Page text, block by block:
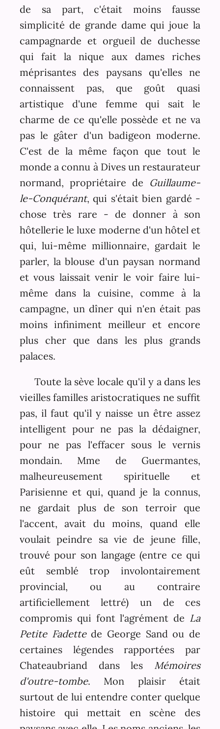
de sa part, c'était moins fausse
simplicité de grande dame qui joue la
campagnarde et orgueil de duchesse
qui fait la nique aux dames riches
méprisantes des paysans qu'elles ne
connaissent pas, que goût quasi
artistique d'une femme qui sait le
charme de ce qu'elle possède et ne va
pas le gâter d'un badigeon moderne.
C'est de la même façon que tout le
monde a connu à Dives un restaurateur
normand, propriétaire de Guillaume-
le-Conquérant, qui s'était bien gardé -
chose très rare - de donner à son
hôtellerie le luxe moderne d'un hôtel et
qui, lui-même millionnaire, gardait le
parler, la blouse d'un paysan normand
et vous laissait venir le voir faire lui-
même dans la cuisine, comme à la
campagne, un dîner qui n'en était pas
moins infiniment meilleur et encore
plus cher que dans les plus grands
palaces.
Toute la sève locale qu'il y a dans les
vieilles familles aristocratiques ne suffit
pas, il faut qu'il y naisse un être assez
intelligent pour ne pas la dédaigner,
pour ne pas l'effacer sous le vernis
mondain. Mme de Guermantes,
malheureusement spirituelle et
Parisienne et qui, quand je la connus,
ne gardait plus de son terroir que
l'accent, avait du moins, quand elle
voulait peindre sa vie de jeune fille,
trouvé pour son langage (entre ce qui
eût semblé trop involontairement
provincial, ou au contraire
artificiellement lettré) un de ces
compromis qui font l'agrément de La
Petite Fadettede George Sand ou de
certaines légendes rapportées par
Chateaubriand dans les Mémoires
d'outre-tombe. Mon plaisir était
surtout de lui entendre conter quelque
histoire qui mettait en scène des